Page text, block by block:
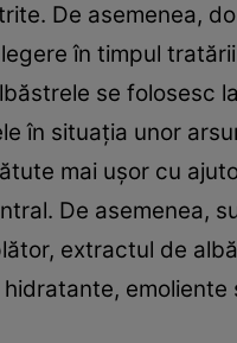
De asemenea,
în timpul
se folosesc
în situaţia unor
mai uşor cu
De asemenea,
extractul de
emoliente